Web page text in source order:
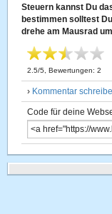
Steuern kannst Du
bestimmen solltest
drehe am Mausrad
2.5/5 , Bewertungen:2
› Kommentar
Code für deine